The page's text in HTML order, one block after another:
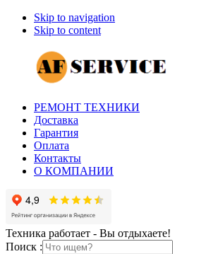
Skip to navigation
Skip to content
РЕМОНТ ТЕХНИКИ
Доставка
Гарантия
Оплата
Контакты
О КОМПАНИИ
Техника работает - Вы отдыхаете!
Поиск :